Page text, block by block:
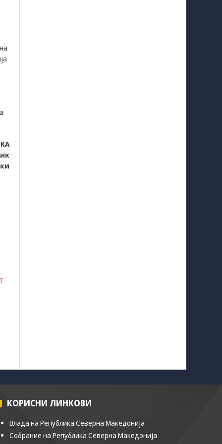
КОРИСНИ ЛИНКОВИ
Влада на Република Северна Македонија
Собрание на Република Северна Македонија